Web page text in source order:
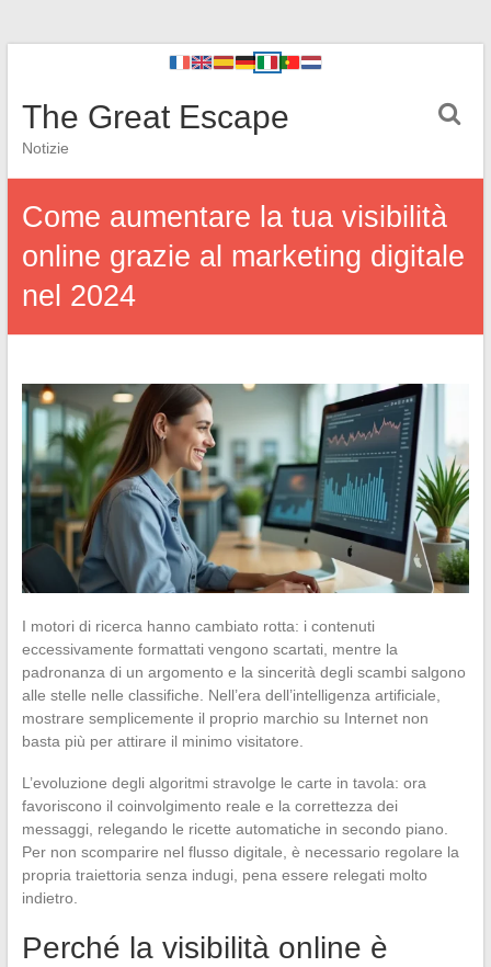
The Great Escape
Notizie
Come aumentare la tua visibilità
online grazie al marketing digitale
nel 2024
I motori di ricerca hanno cambiato rotta: i contenuti
eccessivamente formattati vengono scartati, mentre la
padronanza di un argomento e la sincerità degli scambi salgono
alle stelle nelle classifiche. Nell’era dell’intelligenza artificiale,
mostrare semplicemente il proprio marchio su Internet non
basta più per attirare il minimo visitatore.
L’evoluzione degli algoritmi stravolge le carte in tavola: ora
favoriscono il coinvolgimento reale e la correttezza dei
messaggi, relegando le ricette automatiche in secondo piano.
Per non scomparire nel flusso digitale, è necessario regolare la
propria traiettoria senza indugi, pena essere relegati molto
indietro.
Perché la visibilità online è